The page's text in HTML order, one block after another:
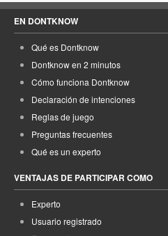
EN DONTKNOW
Qué es Dontknow
Dontknow en 2 minutos
Cómo funciona Dontknow
Declaración de intenciones
Reglas de juego
Preguntas frecuentes
Qué es un experto
VENTAJAS DE PARTICIPAR COMO
Experto
Usuario registrado